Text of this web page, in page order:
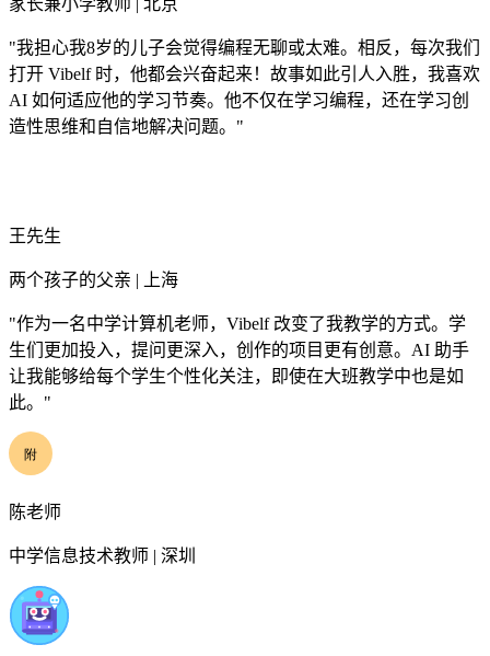
家长兼小学教师 | 北京
"我担心我8岁的儿子会觉得编程无聊或太难。相反，每次我们
打开 Vibelf 时，他都会兴奋起来！故事如此引人入胜，我喜欢
AI 如何适应他的学习节奏。他不仅在学习编程，还在学习创
造性思维和自信地解决问题。"
王先生
两个孩子的父亲 | 上海
"作为一名中学计算机老师，Vibelf 改变了我教学的方式。学
生们更加投入，提问更深入，创作的项目更有创意。AI 助手
让我能够给每个学生个性化关注，即使在大班教学中也是如
此。"
陈老师
中学信息技术教师 | 深圳